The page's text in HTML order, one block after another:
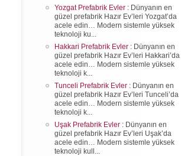
Yozgat Prefabrik Evler : Dünyanın en
güzel prefabrik Hazır Ev’leri Yozgat’da
acele edin… Modern sistemle yüksek
teknoloji ku...
Hakkari Prefabrik Evler : Dünyanın en
güzel prefabrik Hazır Ev’leri Hakkari’da
acele edin… Modern sistemle yüksek
teknoloji k...
Tunceli Prefabrik Evler : Dünyanın en
güzel prefabrik Hazır Ev’leri Tunceli’da
acele edin… Modern sistemle yüksek
teknoloji k...
Uşak Prefabrik Evler : Dünyanın en
güzel prefabrik Hazır Ev’leri Uşak’da
acele edin… Modern sistemle yüksek
teknoloji kull...